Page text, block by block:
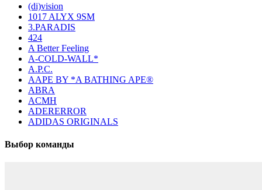
(di)vision
1017 ALYX 9SM
3.PARADIS
424
A Better Feeling
A-COLD-WALL*
A.P.C.
AAPE BY *A BATHING APE®
ABRA
ACMH
ADERERROR
ADIDAS ORIGINALS
Выбор команды